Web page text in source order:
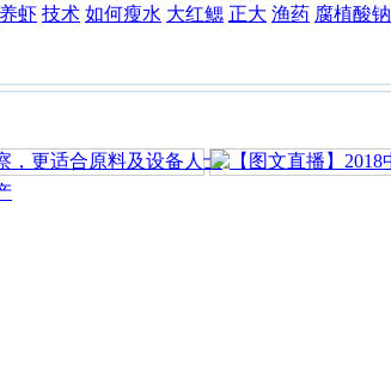
养虾 技术 如何瘦水 大红鳃 正大 渔药 腐植酸钠